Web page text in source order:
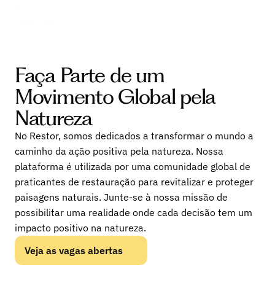
Faça Parte de um
Movimento Global pela
Natureza
No Restor, somos dedicados a transformar o mundo a
caminho da ação positiva pela natureza. Nossa
plataforma é utilizada por uma comunidade global de
praticantes de restauração para revitalizar e proteger
paisagens naturais. Junte-se à nossa missão de
possibilitar uma realidade onde cada decisão tem um
impacto positivo na natureza.
Veja as vagas abertas